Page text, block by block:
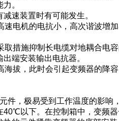
。
速装置时有可能发生。
电机的电抗小，高次谐波增
措施抑制长电缆对地耦合电
端安装输出电抗器。
拔，此时会引起变频器的降
件，极易受到工作温度的影
以下。在控制箱中，变频